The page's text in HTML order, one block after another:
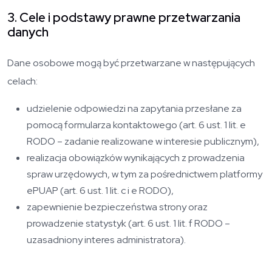
3. Cele i podstawy prawne przetwarzania
danych
Dane osobowe mogą być przetwarzane w następujących
celach:
udzielenie odpowiedzi na zapytania przesłane za
pomocą formularza kontaktowego (art. 6 ust. 1 lit. e
RODO – zadanie realizowane w interesie publicznym),
realizacja obowiązków wynikających z prowadzenia
spraw urzędowych, w tym za pośrednictwem platformy
ePUAP (art. 6 ust. 1 lit. c i e RODO),
zapewnienie bezpieczeństwa strony oraz
prowadzenie statystyk (art. 6 ust. 1 lit. f RODO –
uzasadniony interes administratora).